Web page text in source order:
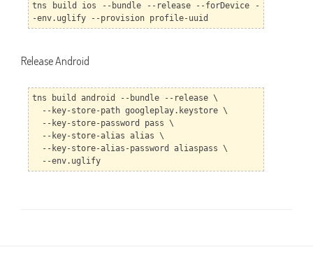
tns build ios --bundle --release --forDevice -
-env.uglify --provision profile-uuid
Release Android
tns build android --bundle --release \
--key-store-path googleplay.keystore \
--key-store-password pass \
--key-store-alias alias \
--key-store-alias-password aliaspass \
--env.uglify